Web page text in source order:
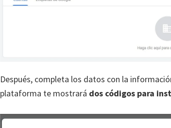
Después, completa los datos con la
plataforma te mostrará dos códigos para